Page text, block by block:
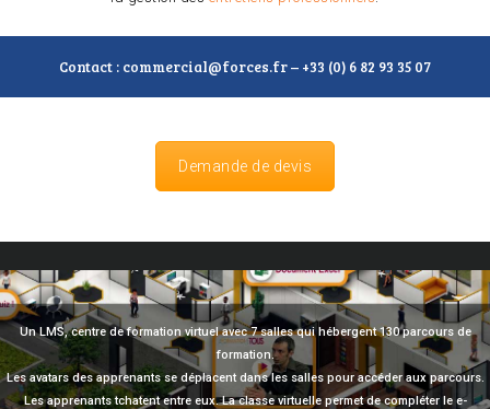
Contact : commercial@forces.fr – +33 (0) 6 82 93 35 07
Demande de devis
Un LMS, centre de formation virtuel avec 7 salles qui hébergent 130 parcours de
formation.
Les avatars des apprenants se déplacent dans les salles pour accéder aux parcours.
Les apprenants tchatent entre eux. La classe virtuelle permet de compléter le e-